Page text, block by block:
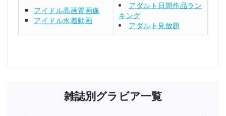
アイドル高画質画像
アイドル水着動画
アダルト日間作品ラン
キング
アダルト見放題
雑誌別グラビア一覧